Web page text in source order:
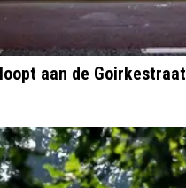
aan de Goirkestraat